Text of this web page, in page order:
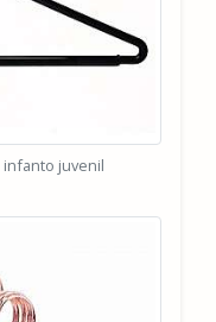
infanto juvenil